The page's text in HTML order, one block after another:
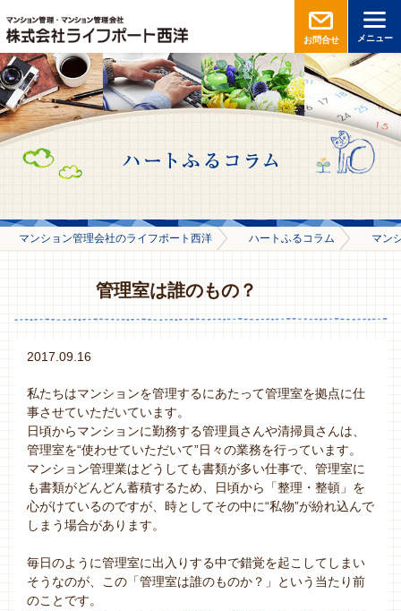
お問合せ メニュー
マンション管理会社のライフポート西洋 ハートふるコラム マン
管理室は誰のもの？
2017.09.16
私たちはマンションを管理するにあたって管理室を拠点に仕
事させていただいています。
日頃からマンションに勤務する管理員さんや清掃員さんは、
管理室を“使わせていただいて”日々の業務を行っています。
マンション管理業はどうしても書類が多い仕事で、管理室に
も書類がどんどん蓄積するため、日頃から「整理・整頓」を
心がけているのですが、時としてその中に“私物”が紛れ込んで
しまう場合があります。
毎日のように管理室に出入りする中で錯覚を起こしてしまい
そうなのが、この「管理室は誰のものか？」という当たり前
のことです。